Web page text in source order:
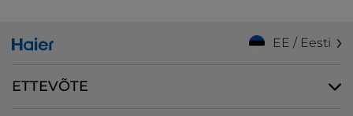
EE / Eesti
ETTEVÕTE